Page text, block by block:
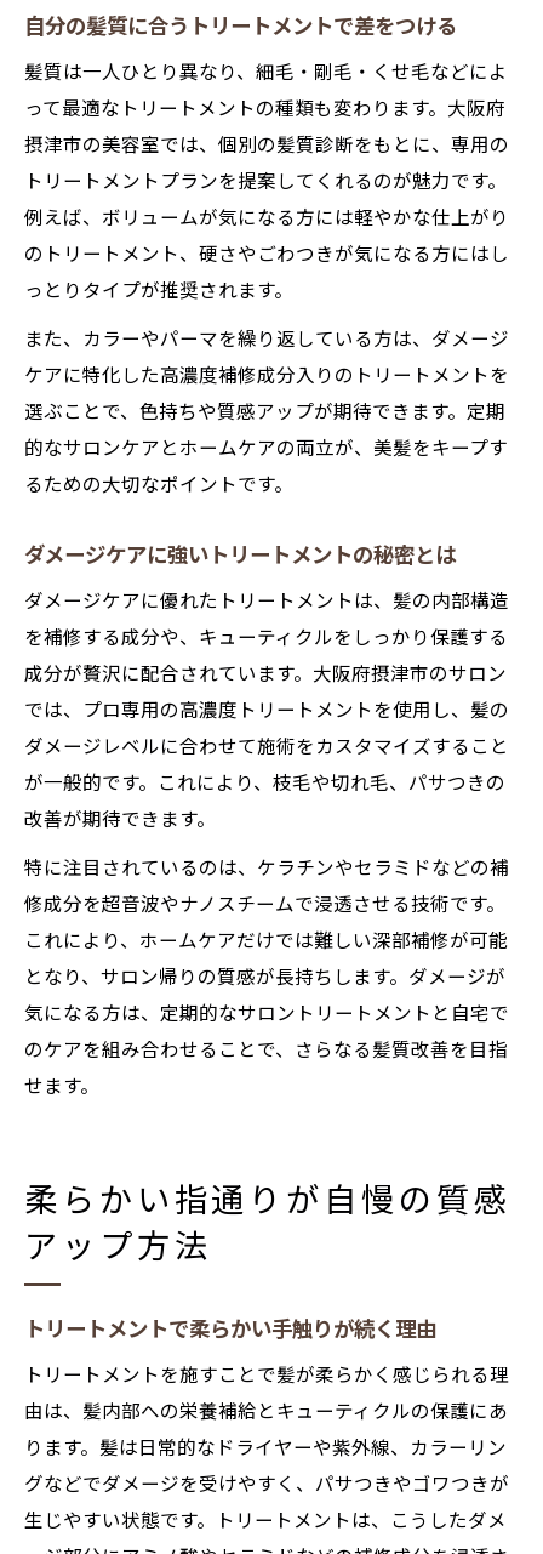
自分の髪質に合うトリートメントで差をつける
髪質は一人ひとり異なり、細毛・剛毛・くせ毛などによ
って最適なトリートメントの種類も変わります。大阪府
摂津市の美容室では、個別の髪質診断をもとに、専用の
トリートメントプランを提案してくれるのが魅力です。
例えば、ボリュームが気になる方には軽やかな仕上がり
のトリートメント、硬さやごわつきが気になる方にはし
っとりタイプが推奨されます。
また、カラーやパーマを繰り返している方は、ダメージ
ケアに特化した高濃度補修成分入りのトリートメントを
選ぶことで、色持ちや質感アップが期待できます。定期
的なサロンケアとホームケアの両立が、美髪をキープす
るための大切なポイントです。
ダメージケアに強いトリートメントの秘密とは
ダメージケアに優れたトリートメントは、髪の内部構造
を補修する成分や、キューティクルをしっかり保護する
成分が贅沢に配合されています。大阪府摂津市のサロン
では、プロ専用の高濃度トリートメントを使用し、髪の
ダメージレベルに合わせて施術をカスタマイズすること
が一般的です。これにより、枝毛や切れ毛、パサつきの
改善が期待できます。
特に注目されているのは、ケラチンやセラミドなどの補
修成分を超音波やナノスチームで浸透させる技術です。
これにより、ホームケアだけでは難しい深部補修が可能
となり、サロン帰りの質感が長持ちします。ダメージが
気になる方は、定期的なサロントリートメントと自宅で
のケアを組み合わせることで、さらなる髪質改善を目指
せます。
柔らかい指通りが自慢の質感
アップ方法
トリートメントで柔らかい手触りが続く理由
トリートメントを施すことで髪が柔らかく感じられる理
由は、髪内部への栄養補給とキューティクルの保護にあ
ります。髪は日常的なドライヤーや紫外線、カラーリン
グなどでダメージを受けやすく、パサつきやゴワつきが
生じやすい状態です。トリートメントは、こうしたダメ